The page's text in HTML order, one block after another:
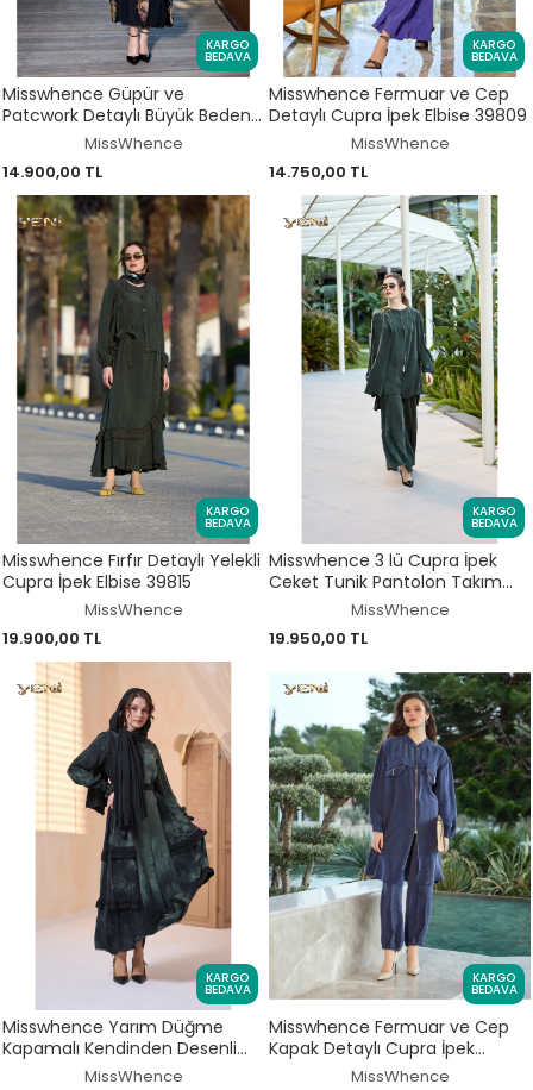
KARGO
BEDAVA
Misswhence Güpür ve
Patcwork Detaylı Büyük Beden
Şallı Cupra İpek Elbise V3150
MissWhence
14.900,00 TL
KARGO
BEDAVA
Misswhence Fermuar ve Cep
Detaylı Cupra İpek Elbise 39809
MissWhence
14.750,00 TL
KARGO
BEDAVA
Misswhence Fırfır Detaylı Yelekli
Cupra İpek Elbise 39815
MissWhence
19.900,00 TL
KARGO
BEDAVA
Misswhence 3 lü Cupra İpek
Ceket Tunik Pantolon Takım
MissWhence
19.950,00 TL
KARGO
BEDAVA
Misswhence Yarım Düğme
Kapamalı Kendinden Desenli
Cupra İpek Elbise 39822
MissWhence
KARGO
BEDAVA
Misswhence Fermuar ve Cep
Kapak Detaylı Cupra İpek
Gömlek / Kap 39310
MissWhence